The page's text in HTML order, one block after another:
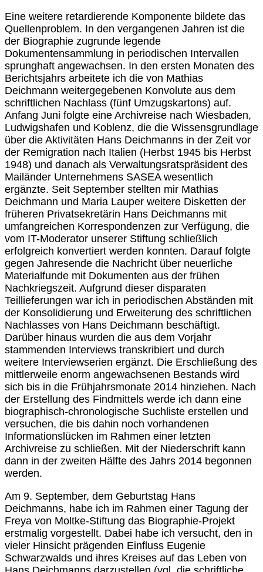
Eine weitere retardierende Komponente bildete das
Quellenproblem. In den vergangenen Jahren ist die
der Biographie zugrunde legende
Dokumentensammlung in periodischen Intervallen
sprunghaft angewachsen. In den ersten Monaten des
Berichtsjahrs arbeitete ich die von Mathias
Deichmann weitergegebenen Konvolute aus dem
schriftlichen Nachlass (fünf Umzugskartons) auf.
Anfang Juni folgte eine Archivreise nach Wiesbaden,
Ludwigshafen und Koblenz, die die Wissensgrundlage
über die Aktivitäten Hans Deichmanns in der Zeit vor
der Remigration nach Italien (Herbst 1945 bis Herbst
1948) und danach als Verwaltungsratspräsident des
Mailänder Unternehmens SASEA wesentlich
ergänzte. Seit September stellten mir Mathias
Deichmann und Maria Lauper weitere Disketten der
früheren Privatsekretärin Hans Deichmanns mit
umfangreichen Korrespondenzen zur Verfügung, die
vom IT-Moderator unserer Stiftung schließlich
erfolgreich konvertiert werden konnten. Darauf folgte
gegen Jahresende die Nachricht über neuerliche
Materialfunde mit Dokumenten aus der frühen
Nachkriegszeit. Aufgrund dieser disparaten
Teillieferungen war ich in periodischen Abständen mit
der Konsolidierung und Erweiterung des schriftlichen
Nachlasses von Hans Deichmann beschäftigt.
Darüber hinaus wurden die aus dem Vorjahr
stammenden Interviews transkribiert und durch
weitere Interviewserien ergänzt. Die Erschließung des
mittlerweile enorm angewachsenen Bestands wird
sich bis in die Frühjahrsmonate 2014 hinziehen. Nach
der Erstellung des Findmittels werde ich dann eine
biographisch-chronologische Suchliste erstellen und
versuchen, die bis dahin noch vorhandenen
Informationslücken im Rahmen einer letzten
Archivreise zu schließen. Mit der Niederschrift kann
dann in der zweiten Hälfte des Jahrs 2014 begonnen
werden.
Am 9. September, dem Geburtstag Hans
Deichmanns, habe ich im Rahmen einer Tagung der
Freya von Moltke-Stiftung das Biographie-Projekt
erstmalig vorgestellt. Dabei habe ich versucht, den in
vieler Hinsicht prägenden Einfluss Eugenie
Schwarzwalds und ihres Kreises auf das Leben von